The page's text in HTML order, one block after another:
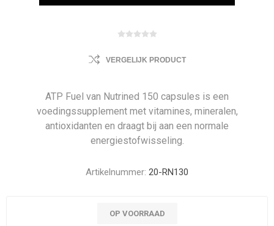
VERGELIJK PRODUCT
ATP Fuel van Nutrined 150 capsules is een
voedingssupplement met vitamines, mineralen,
antioxidanten en draagt bij aan een normale
energiestofwisseling.
Artikelnummer: 20-RN130
OP VOORRAAD